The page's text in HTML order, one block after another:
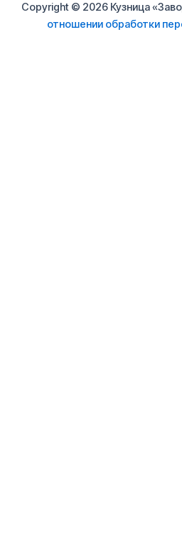
Copyright © 2026 Кузница
отношении обработки